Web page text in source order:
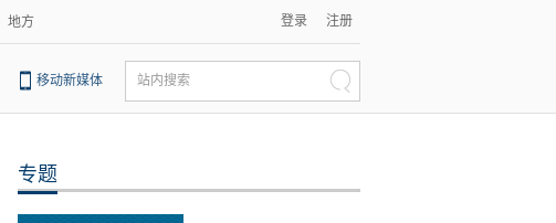
地方 登录 注册
移动新媒体 站内搜索
专题